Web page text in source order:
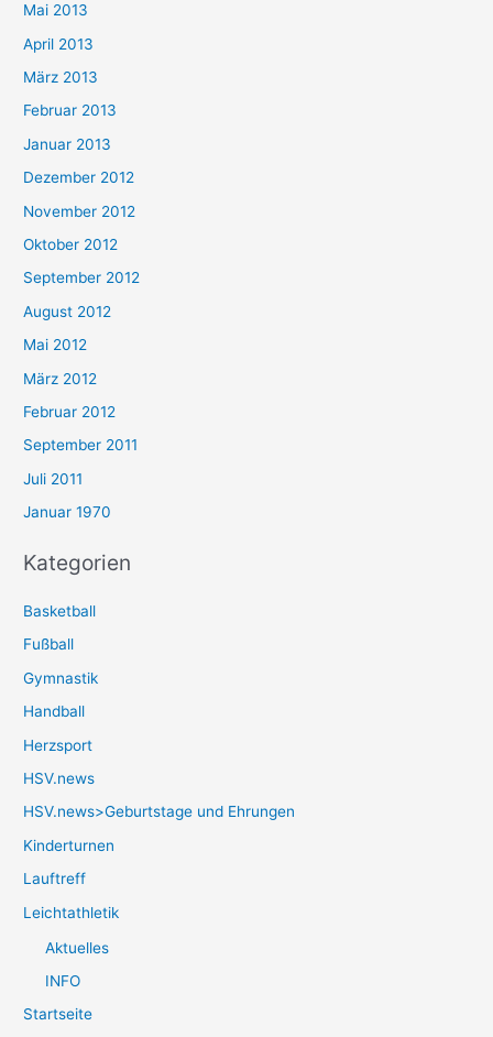
Mai 2013
April 2013
März 2013
Februar 2013
Januar 2013
Dezember 2012
November 2012
Oktober 2012
September 2012
August 2012
Mai 2012
März 2012
Februar 2012
September 2011
Juli 2011
Januar 1970
Kategorien
Basketball
Fußball
Gymnastik
Handball
Herzsport
HSV.news
HSV.news>Geburtstage und Ehrungen
Kinderturnen
Lauftreff
Leichtathletik
Aktuelles
INFO
Startseite